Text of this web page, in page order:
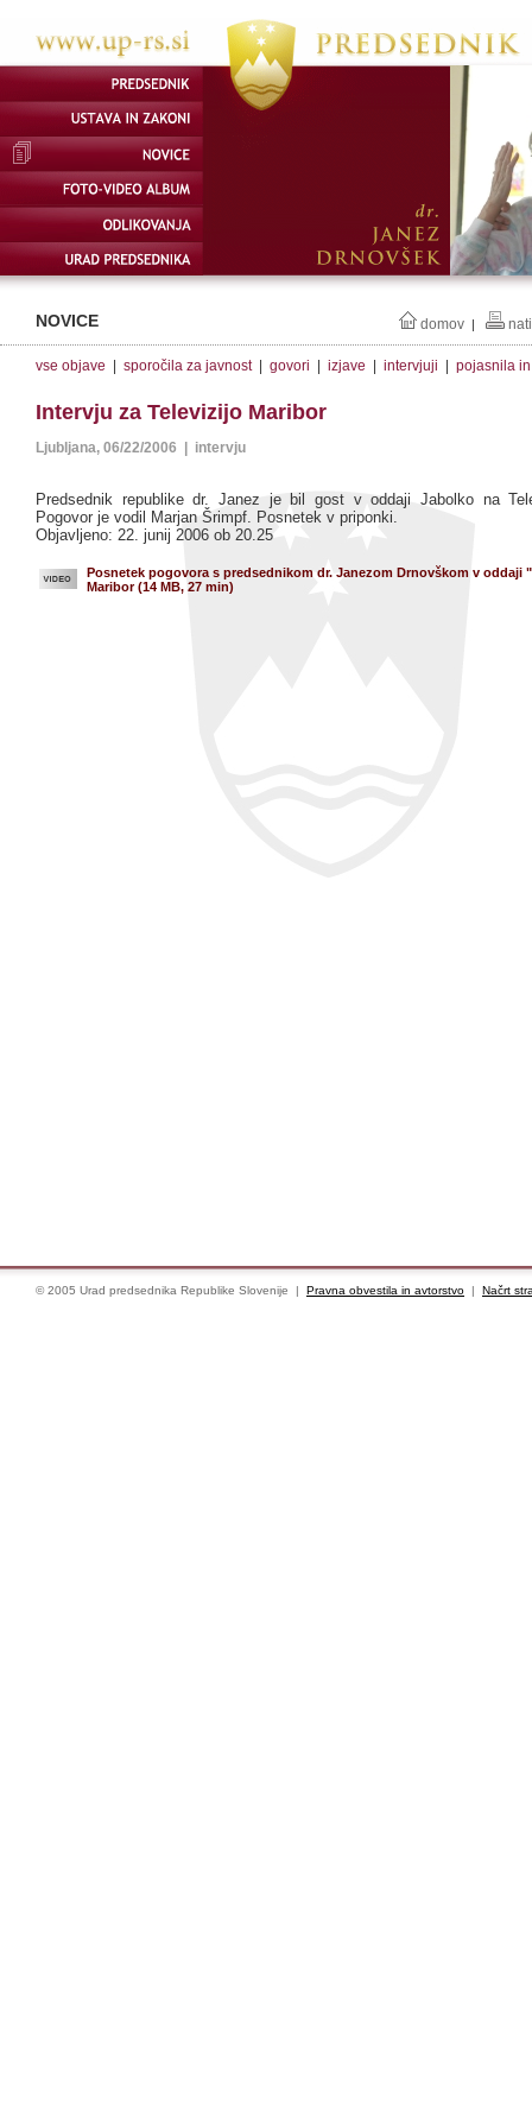
NOVICE domov |
vse objave sporočila za javnost| govori izjave intervjuji pojasnila
Intervju za Televizijo Maribor
Ljubljana, 06/22/2006 | intervju
Predsednik republike dr. Janez je bil gost v oddaji Jabolko na
Pogovor je vodil Marjan Šrimpf. Posnetek v priponki.
Objavljeno: 22. junij 2006 ob 20.25
Posnetek pogovora s predsednikom dr. Janezom Drnovškom v oddaji
Maribor (14 MB, 27 min)
© 2005 Urad predsednika Republike Slovenije | Pravna obvestila in avtorstvo | Načrt